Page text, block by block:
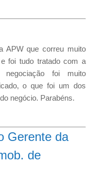
APW que correu muito
foi tudo tratado com a
negociação foi muito
o que foi um dos
negócio. Parabéns.
Gerente da
de